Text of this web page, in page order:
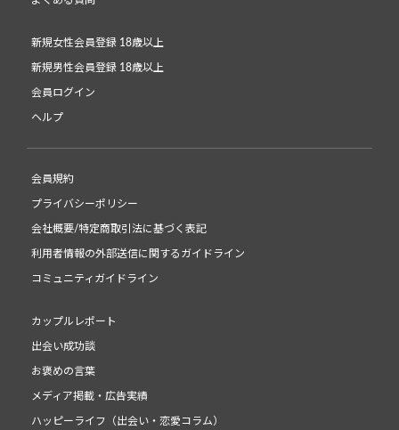
新規女性会員登録 18歳以上
新規男性会員登録 18歳以上
会員ログイン
ヘルプ
会員規約
プライバシーポリシー
会社概要/特定商取引法に基づく表記
利用者情報の外部送信に関するガイドライン
コミュニティガイドライン
カップルレポート
出会い成功談
お褒めの言葉
メディア掲載・広告実績
ハッピーライフ（出会い・恋愛コラム）